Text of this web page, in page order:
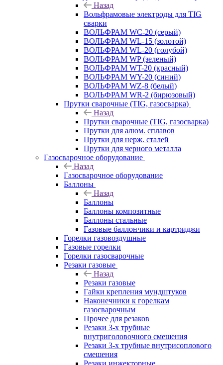
Назад
Вольфрамовые электроды для TIG
сварки
ВОЛЬФРАМ WC-20 (серый)
ВОЛЬФРАМ WL-15 (золотой)
ВОЛЬФРАМ WL-20 (голубой)
ВОЛЬФРАМ WP (зеленый)
ВОЛЬФРАМ WT-20 (красный)
ВОЛЬФРАМ WY-20 (синий)
ВОЛЬФРАМ WZ-8 (белый)
ВОЛЬФРАМ WR-2 (бирюзовый)
Прутки сварочные (TIG, газосварка)
Назад
Прутки сварочные (TIG, газосварка)
Прутки для алюм. сплавов
Прутки для нерж. сталей
Прутки для черного металла
Газосварочное оборудование
Назад
Газосварочное оборудование
Баллоны
Назад
Баллоны
Баллоны композитные
Баллоны стальные
Газовые баллончики и картриджи
Горелки газовоздушные
Газовые горелки
Горелки газосварочные
Резаки газовые
Назад
Резаки газовые
Гайки крепления мундштуков
Наконечники к горелкам
газосварочным
Прочее для резаков
Резаки 3-х трубные
внутриголовочного смешения
Резаки 3-х трубные внутрисоплового
смешения
Резаки инжекторные